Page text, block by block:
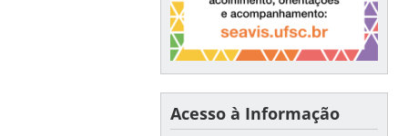
Acesso à Informação